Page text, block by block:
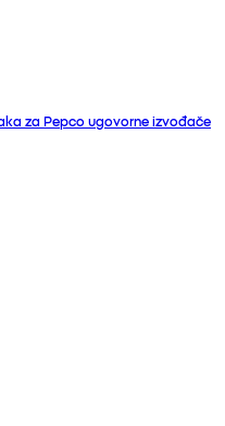
za Pepco ugovorne izvođače